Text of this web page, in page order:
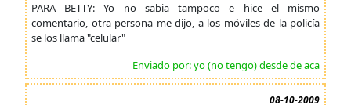
PARA BETTY: Yo no sabia tampoco e hice el mismo
comentario, otra persona me dijo, a los móviles de la policía
se los llama "celular"
Enviado por: yo (no tengo) desde de aca
08-10-2009